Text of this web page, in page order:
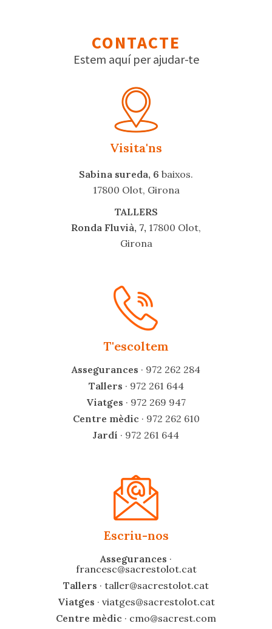
CONTACTE
Estem aquí per ajudar-te
Visita'ns
Sabina sureda, 6 baixos.
17800 Olot, Girona
TALLERS
Ronda Fluvià, 7, 17800 Olot,
Girona
T'escoltem
Assegurances · 972 262 284
Tallers · 972 261 644
Viatges · 972 269 947
Centre mèdic · 972 262 610
Jardí · 972 261 644
Escriu-nos
Assegurances ·
francesc@sacrestolot.cat
Tallers · taller@sacrestolot.cat
Viatges · viatges@sacrestolot.cat
Centre mèdic · cmo@sacrest.com